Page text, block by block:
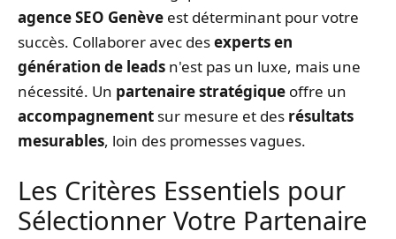
agence SEO Genève est déterminant pour votre
succès. Collaborer avec desexperts en
génération de leads n'est pas un luxe, mais une
nécessité. Un partenaire stratégique offre un
accompagnement sur mesure et des résultats
mesurables, loin des promesses vagues.
Les Critères Essentiels pour
Sélectionner Votre Partenaire